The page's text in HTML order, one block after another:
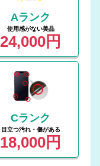
Aランク
使用感がない美品
24,000円
Cランク
目立つ汚れ・傷がある
18,000円